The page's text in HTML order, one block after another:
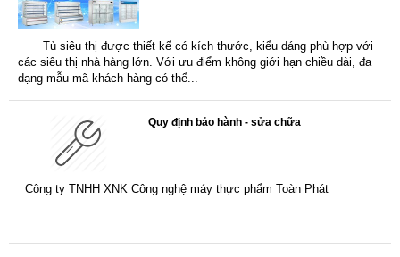
Tủ siêu thị được thiết kế có kích thước, kiểu dáng phù hợp với
các siêu thị nhà hàng lớn. Với ưu điểm không giới hạn chiều dài, đa
dạng mẫu mã khách hàng có thể...
Quy định bảo hành - sửa chữa
Công ty TNHH XNK Công nghệ máy thực phẩm Toàn Phát